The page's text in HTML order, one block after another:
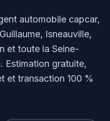
automobile capcar,
Isneauville,
et toute la Seine-
. Estimation gratuite,
et transaction 100 %